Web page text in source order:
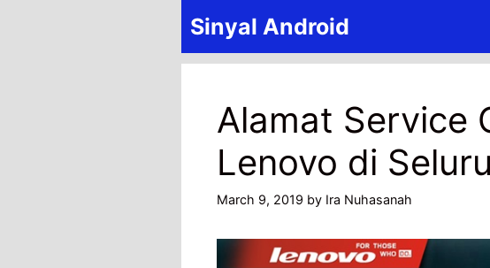
Sinyal Android
Alamat Service
Lenovo di
March 9, 2019 by Ira Nuhasanah